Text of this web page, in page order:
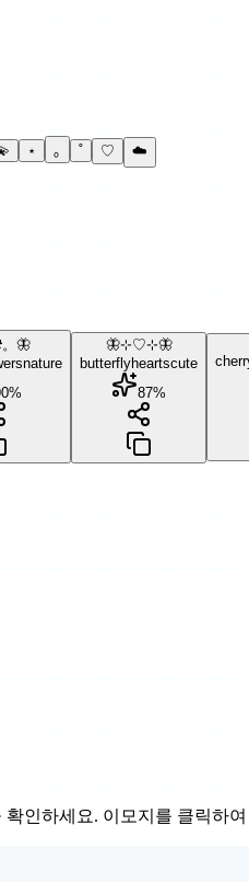
⋆ ｡ ˚ ♡ ☁️
🦋
nature
%
🦋⊹♡⊹🦋
butterflyheartscute
87%
인하세요. 이모지를 클릭하